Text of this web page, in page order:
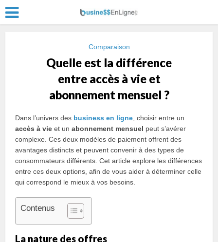
Comparaison
Quelle est la différence
entre accès à vie et
abonnement mensuel ?
Dans l’univers des business en ligne , choisir entre un
accès à vie et unabonnement mensuel peut s’avérer
complexe. Ces deux modèles de paiement offrent des
avantages distincts et peuvent convenir à des types de
consommateurs différents. Cet article explore les différences
entre ces deux options, afin de vous aider à déterminer celle
qui correspond le mieux à vos besoins.
Contenus
La nature des offres